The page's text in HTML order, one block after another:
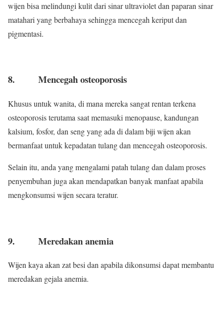
wijen bisa melindungi kulit dari sinar ultraviolet dan paparan sinar
matahari yang berbahaya sehingga mencegah keriput dan
pigmentasi.
8. Mencegah osteoporosis
Khusus untuk wanita, di mana mereka sangat rentan terkena
osteoporosis terutama saat memasuki menopause, kandungan
kalsium, fosfor, dan seng yang ada di dalam biji wijen akan
bermanfaat untuk kepadatan tulang dan mencegah osteoporosis.
Selain itu, anda yang mengalami patah tulang dan dalam proses
penyembuhan juga akan mendapatkan banyak manfaat apabila
mengkonsumsi wijen secara teratur.
9. Meredakan anemia
Wijen kaya akan zat besi dan apabila dikonsumsi dapat membantu
meredakan gejala anemia.